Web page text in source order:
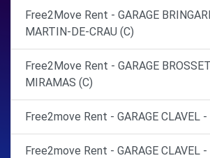
Free2Move Rent - GARAGE
MARTIN-DE-CRAU (C)
Free2Move Rent - GARAGE
MIRAMAS (C)
Free2move Rent - GARAGE CLAVEL -
Free2move Rent - GARAGE CLAVEL